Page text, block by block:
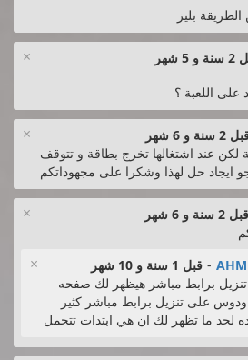
بليز
× شهر
على اللعبة ؟
×
2 سنة و 6 شهر
لكن عند اشتغالها تخرج بطاقة و تتوقف
ايجاد حل لهذا وشكرا على مجهوداتكم
×
قبل 2 سنة و 6 شهر
× - قبل 1 سنة و 10 شهر
برابط مباشر هيظهر لك صفحه
ودوس على تنزيل برابط مباشر كثير
لحد ما تظهر لك ان هي ابتدات تتحمل